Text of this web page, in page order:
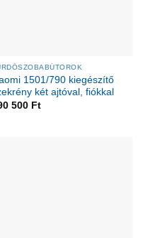
1501/790 kiegészítő
két ajtóval, fiókkal
500 Ft